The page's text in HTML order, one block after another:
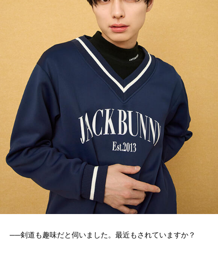
──剣道も趣味だと伺いました。最近もされていますか？